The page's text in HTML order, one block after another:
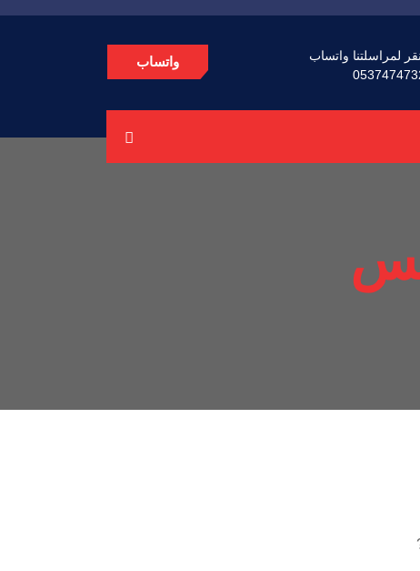
لمراسلتنا واتساب
واتساب